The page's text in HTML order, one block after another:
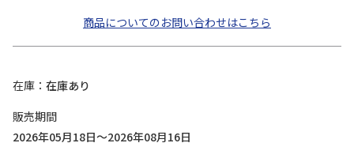
商品についてのお問い合わせはこちら
在庫
在庫あり
販売期間
2026年05月18日～2026年08月16日